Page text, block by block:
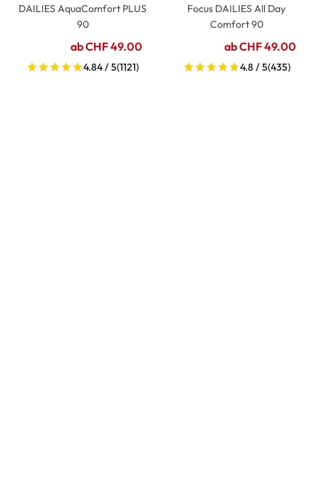
DAILIES AquaComfort PLUS
90
ab CHF 49.00
4.84 / 5(1121)
Focus DAILIES All Day
Comfort 90
ab CHF 49.00
4.8 / 5(435)